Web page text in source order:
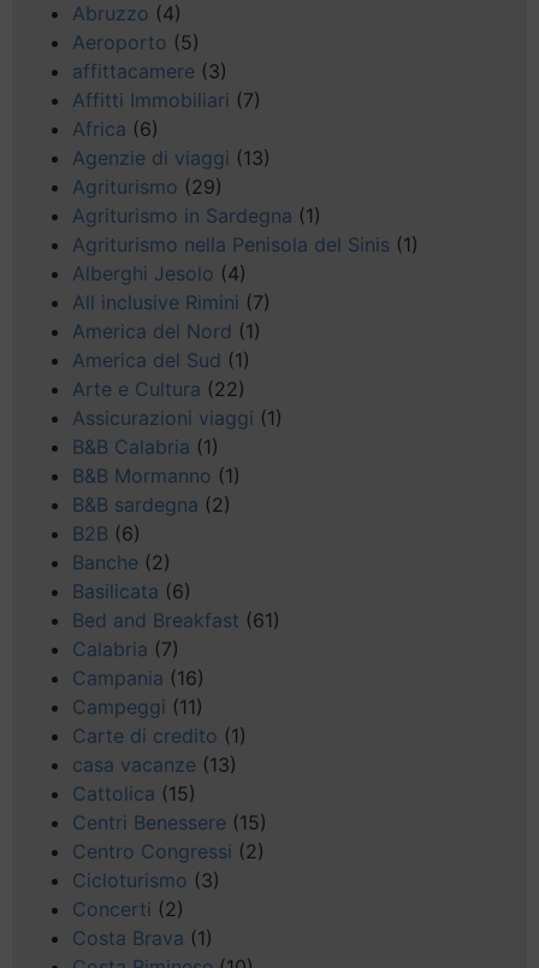
Abruzzo (4)
Aeroporto (5)
affittacamere (3)
Affitti Immobiliari (7)
Africa (6)
Agenzie di viaggi (13)
Agriturismo (29)
Agriturismo in Sardegna (1)
Agriturismo nella Penisola del Sinis (1)
Alberghi Jesolo (4)
All inclusive Rimini (7)
America del Nord (1)
America del Sud (1)
Arte e Cultura (22)
Assicurazioni viaggi (1)
B&B Calabria (1)
B&B Mormanno (1)
B&B sardegna (2)
B2B (6)
Banche (2)
Basilicata (6)
Bed and Breakfast (61)
Calabria (7)
Campania (16)
Campeggi (11)
Carte di credito (1)
casa vacanze (13)
Cattolica (15)
Centri Benessere (15)
Centro Congressi (2)
Cicloturismo (3)
Concerti (2)
Costa Brava (1)